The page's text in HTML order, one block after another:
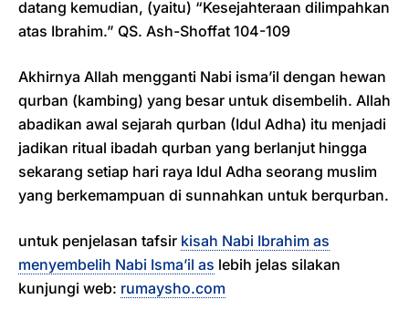
datang kemudian, (yaitu) “Kesejahteraan dilimpahkan
atas Ibrahim.” QS. Ash-Shoffat 104-109
Akhirnya Allah mengganti Nabi isma’il dengan hewan
qurban (kambing) yang besar untuk disembelih. Allah
abadikan awal sejarah qurban (Idul Adha) itu menjadi
jadikan ritual ibadah qurban yang berlanjut hingga
sekarang setiap hari raya Idul Adha seorang muslim
yang berkemampuan di sunnahkan untuk berqurban.
untuk penjelasan tafsir kisah Nabi Ibrahim as
menyembelih Nabi Isma’il as lebih jelas silakan
kunjungi web: rumaysho.com